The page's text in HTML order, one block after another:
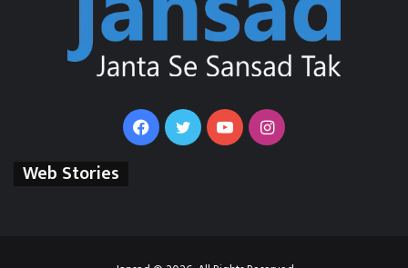
FacebookTwitterYouTubeInstagram
Web Stories